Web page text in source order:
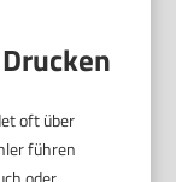
oft über
führen